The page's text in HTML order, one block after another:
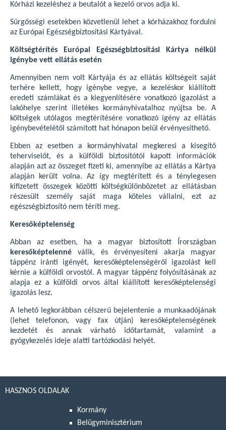
Kórházi kezeléshez a beutalót a kezelő orvos adja ki.
Sürgősségi esetekben közvetlenül lehet a kórházakhoz fordulni
az Európai Egészségbiztosítási Kártyával.
Költségtérítés Európai Egészségbiztosítási Kártya nélkül
igénybe vett ellátás esetén
Amennyiben nem volt Kártyája és az ellátás költségeit saját
terhére kellett, hogy igénybe vegye, a kezeléskor kiállított
eredeti számlákat és a kiegyenlítésére vonatkozó igazolást a
lakóhelye szerint illetékes kormányhivatalhoz nyújtsa be. A
költségek utólagos megtérítésére vonatkozó igény az ellátás
igénybevételétől számított hat hónapon belül érvényesíthető.
Ebben az esetben a kormányhivatal megkeresi a kisegítő
teherviselőt, és a külföldi biztosítótól kapott információk
alapján azt az összeget fizeti ki, amennyibe az ellátás a Kártya
alapján került volna. Az így megtérített és a ténylegesen
kifizetett összegek közötti költségkülönbözetet az ellátásban
részesült személy saját maga köteles vállalni, ezt az
egészségbiztosító nem téríti meg.
Keresőképtelenség
Abban az esetben, ha a magyar biztosított Írországban
keresőképtelenné válik, és érvényesíteni akarja magyar
táppénz iránti igényét, keresőképtelenségéről igazolást kell
kérnie a külföldi orvostól. A magyar táppénz folyósításának az
alapja ez a külföldi orvos által kiállított keresőképtelenségi
igazolás lesz.
A lehető legkorábban célszerű bejelentenie a munkaadójának
(lehet telefonon, vagy fax útján) keresőképtelenségének
kezdetét és annak várható időtartamát, valamint a
gyógykezelés ideje alatti tartózkodási helyét.
HASZNOS OLDALAK
Kormány
Belügyminisztérium